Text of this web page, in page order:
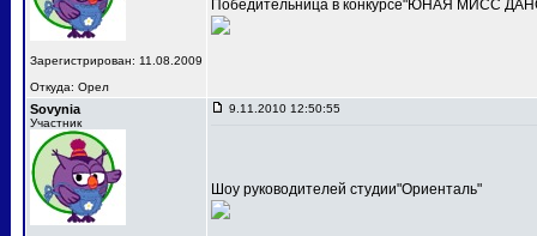
Зарегистрирован: 11.08.2009
Откуда: Орел
Победительница в конкурсе"ЮНАЯ МИСС
Sovynia
Участник
9.11.2010 12:50:55
Шоу руководителей студии"Ориенталь"